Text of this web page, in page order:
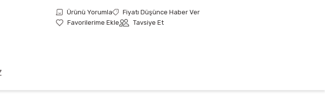
Ürünü Yorumla
Fiyatı Düşünce Haber Ver
Tavsiye Et